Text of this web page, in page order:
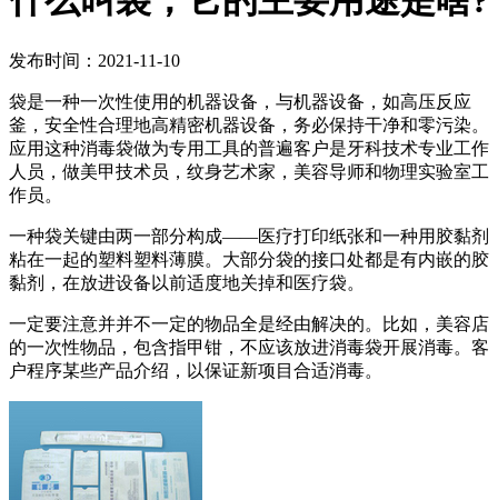
发布时间：2021-11-10
袋是一种一次性使用的机器设备，与机器设备，如高压反应
釜，安全性合理地高精密机器设备，务必保持干净和零污染。
应用这种消毒袋做为专用工具的普遍客户是牙科技术专业工作
人员，做美甲技术员，纹身艺术家，美容导师和物理实验室工
作员。
一种袋关键由两一部分构成——医疗打印纸张和一种用胶黏剂
粘在一起的塑料塑料薄膜。大部分袋的接口处都是有内嵌的胶
黏剂，在放进设备以前适度地关掉和医疗袋。
一定要注意并并不一定的物品全是经由解决的。比如，美容店
的一次性物品，包含指甲钳，不应该放进消毒袋开展消毒。客
户程序某些产品介绍，以保证新项目合适消毒。